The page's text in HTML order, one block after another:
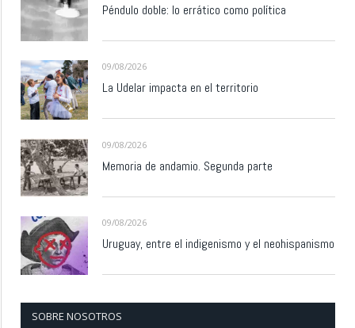
Péndulo doble: lo errático como política
09/08/2026
La Udelar impacta en el territorio
09/08/2026
Memoria de andamio. Segunda parte
09/08/2026
Uruguay, entre el indigenismo y el neohispanismo
SOBRE NOSOTROS